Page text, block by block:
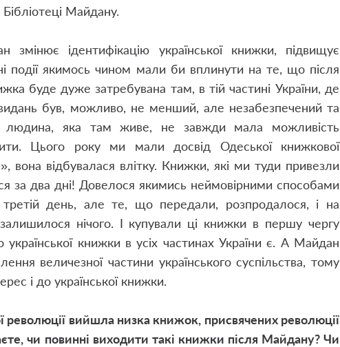
Майдану.
ідентифікацію української книжки, підвищує
події якимось чином мали би вплинути на те, що після
буде дуже затребувана там, в тій частині України, де
видань був, можливо, не менший, але незабезпечений та
людина, яка там живе, не завжди мала можливість
Цього року ми мали досвід Одеської книжкової
вона відбувалася влітку. Книжки, які ми туди привезли
за два дні! Довелося якимись неймовірними способами
день, але те, що передали, розпродалося, і на
нічого. І купували ці книжки в першу чергу
книжки в усіх частинах України є. А Майдан
величезної частини українського суспільства, тому
і до української книжки.
революції вийшла низка книжок, присвячених революції
чи повинні виходити такі книжки після Майдану? Чи